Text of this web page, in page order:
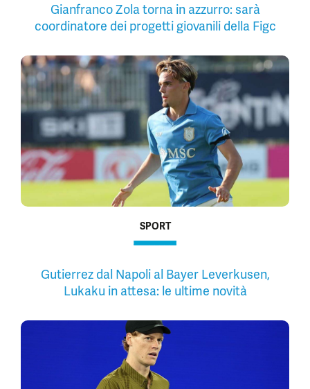
Gianfranco Zola torna in azzurro: sarà
coordinatore dei progetti giovanili della Figc
SPORT
Gutierrez dal Napoli al Bayer Leverkusen,
Lukaku in attesa: le ultime novità